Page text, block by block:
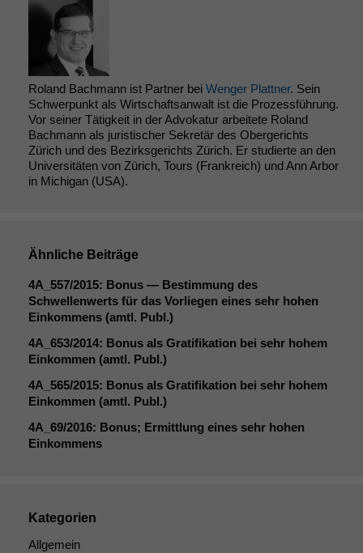
Roland Bachmann ist Partner bei Wenger Plattner. Sein
Schwerpunkt als Wirtschaftsanwalt ist die Prozessführung.
Vor seiner Tätigkeit in der Advokatur arbeitete Roland
Bachmann als juristischer Sekretär des Obergerichts
Zürich und des Bezirksgerichts Zürich. Er studierte an den
Universitäten von Zürich, Tours (Frankreich) und Ann Arbor
in Michigan (USA).
Ähnliche Beiträge
4A_557/2015: Bonus — Bestimmung des
Schwellenwerts für das Vorliegen eines sehr hohen
Einkommens (amtl. Publ.)
4A_653/2014: Bonus als Gratifikation bei sehr hohem
Einkommen (amtl. Publ.)
4A_565/2015: Bonus als Gratifikation bei sehr hohem
Einkommen (amtl. Publ.)
4A_69/2016: Bonus; Ermittlung eines sehr hohen
Einkommens
Kategorien
Allgemein